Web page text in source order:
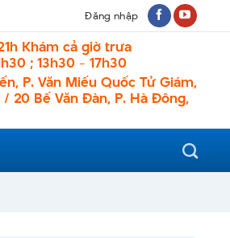
Đăng nhập
Khám cả giờ trưa
; 13h30 - 17h30
P. Văn Miếu Quốc Tử Giám,
20 Bế Văn Đàn, P. Hà Đông,